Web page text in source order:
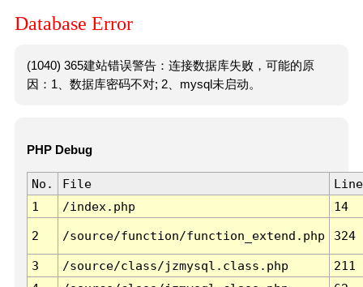
Database Error
(1040) 365建站错误警告：连接数据库失败，可能的原
因：1、数据库密码不对; 2、mysql未启动。
PHP Debug
No. File
Line
1
/index.php 14
2 /source/function/function_extend.php 324
3 /source/class/jzmysql.class.php
211